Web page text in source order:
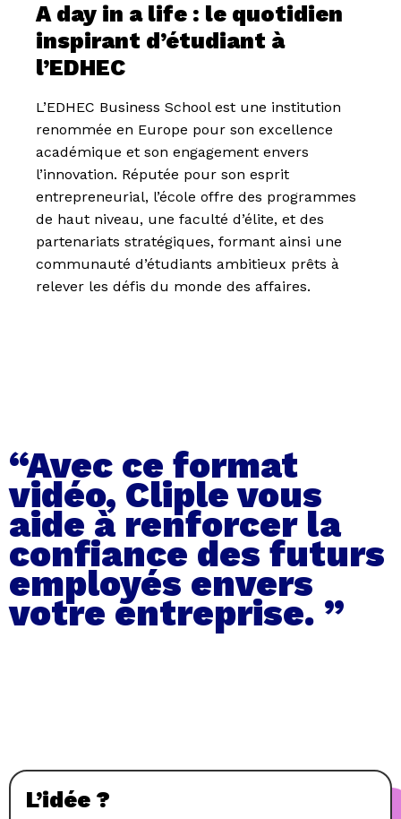
A day in a life : le quotidien
inspirant d’étudiant à
l’EDHEC
L’EDHEC Business School est une institution
renommée en Europe pour son excellence
académique et son engagement envers
l’innovation. Réputée pour son esprit
entrepreneurial, l’école offre des programmes
de haut niveau, une faculté d’élite, et des
partenariats stratégiques, formant ainsi une
communauté d’étudiants ambitieux prêts à
relever les défis du monde des affaires.
“Avec ce format
vidéo, Cliple vous
aide à renforcer la
confiance des futurs
employés envers
votre entreprise. ”
L’idée ?